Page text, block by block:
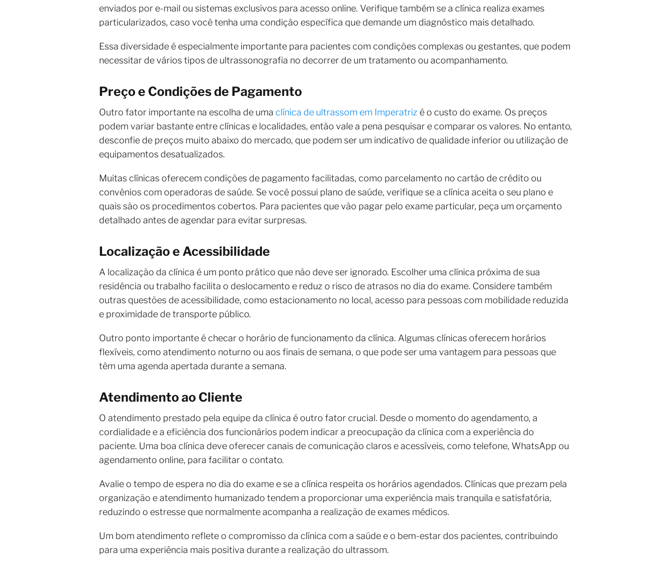
enviados por e-mail ou sistemas exclusivos para acesso online. Verifique também se a clínica realiza exames
particularizados, caso você tenha uma condição específica que demande um diagnóstico mais detalhado.
Essa diversidade é especialmente importante para pacientes com condições complexas ou gestantes, que podem
necessitar de vários tipos de ultrassonografia no decorrer de um tratamento ou acompanhamento.
Preço e Condições de Pagamento
Outro fator importante na escolha de uma clínica de ultrassom em Imperatriz é o custo do exame. Os preços
podem variar bastante entre clínicas e localidades, então vale a pena pesquisar e comparar os valores. No entanto,
desconfie de preços muito abaixo do mercado, que podem ser um indicativo de qualidade inferior ou utilização de
equipamentos desatualizados.
Muitas clínicas oferecem condições de pagamento facilitadas, como parcelamento no cartão de crédito ou
convênios com operadoras de saúde. Se você possui plano de saúde, verifique se a clínica aceita o seu plano e
quais são os procedimentos cobertos. Para pacientes que vão pagar pelo exame particular, peça um orçamento
detalhado antes de agendar para evitar surpresas.
Localização e Acessibilidade
A localização da clínica é um ponto prático que não deve ser ignorado. Escolher uma clínica próxima de sua
residência ou trabalho facilita o deslocamento e reduz o risco de atrasos no dia do exame. Considere também
outras questões de acessibilidade, como estacionamento no local, acesso para pessoas com mobilidade reduzida
e proximidade de transporte público.
Outro ponto importante é checar o horário de funcionamento da clínica. Algumas clínicas oferecem horários
flexíveis, como atendimento noturno ou aos finais de semana, o que pode ser uma vantagem para pessoas que
têm uma agenda apertada durante a semana.
Atendimento ao Cliente
O atendimento prestado pela equipe da clínica é outro fator crucial. Desde o momento do agendamento, a
cordialidade e a eficiência dos funcionários podem indicar a preocupação da clínica com a experiência do
paciente. Uma boa clínica deve oferecer canais de comunicação claros e acessíveis, como telefone, WhatsApp ou
agendamento online, para facilitar o contato.
Avalie o tempo de espera no dia do exame e se a clínica respeita os horários agendados. Clínicas que prezam pela
organização e atendimento humanizado tendem a proporcionar uma experiência mais tranquila e satisfatória,
reduzindo o estresse que normalmente acompanha a realização de exames médicos.
Um bom atendimento reflete o compromisso da clínica com a saúde e o bem-estar dos pacientes, contribuindo
para uma experiência mais positiva durante a realização do ultrassom.